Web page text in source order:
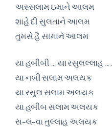
અસ્સલામ ઇમાને આલમ
શાહે દી સુલતાને આલમ
તુમસે હૈ સામાને આલમ
યા હબીબી … યા રસુલલ્લાહ ….
યા નબી સલામ અલયક
યા રસુલ સલામ અલયક
યા હબીબ સલામ અલયક
સ-લ-વા તુલ્લાહ અલયક